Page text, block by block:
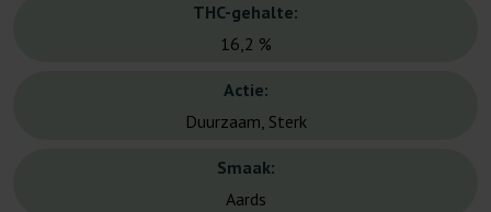
THC-gehalte:
16,2 %
Actie:
Duurzaam, Sterk
Smaak:
Aards